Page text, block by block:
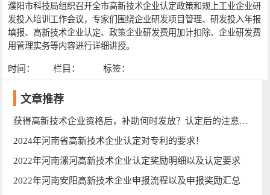
濮阳市科技局组织召开全市高新技术企业认定政策和规上工业企业研
发投入培训工作会议，专家们围绕企业研发项目管理、研发投入年报
填报、高新技术企业认定、政策企业研发费用加计扣除、企业研发费
用管理实务等内容进行详细讲授。
时间： 栏目： 标签：
文章推荐
获得高新技术企业资格后，补助何时发放？认定后的注意事项
2024年河南省高新技术企业认定对专利的要求！
2022年河南漯河高新技术企业认定奖励明细以及认定要求
2022年河南安阳高新技术企业申报流程以及申报奖励汇总